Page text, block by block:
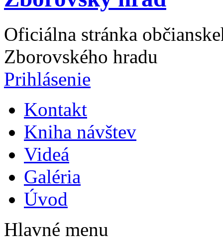
Oficiálna stránka
Zborovského hradu
Prihlásenie
Kontakt
Kniha návštev
Videá
Galéria
Úvod
Hlavné menu